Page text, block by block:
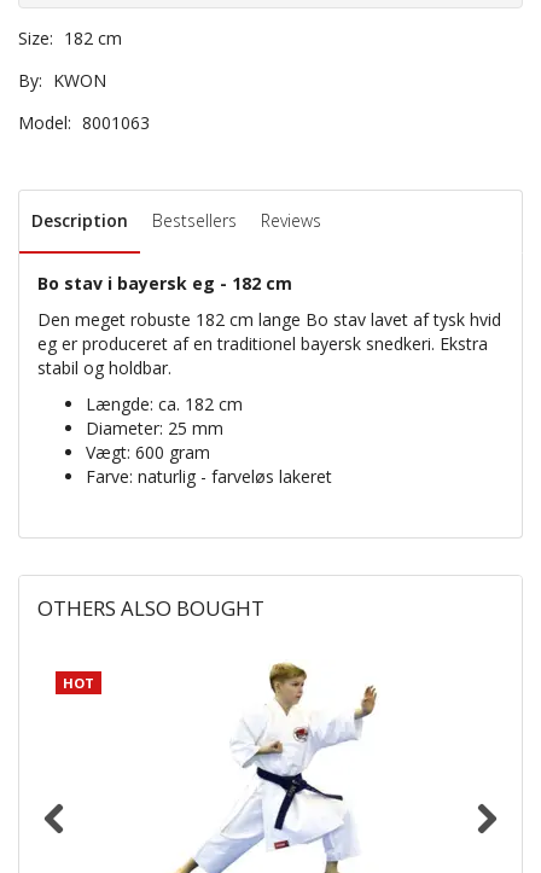
Size: 182 cm
By: KWON
Model: 8001063
Description Bestsellers Reviews
Bo stav i bayersk eg - 182 cm
Den meget robuste 182 cm lange Bo stav lavet af tysk hvid
eg er produceret af en traditionel bayersk snedkeri. Ekstra
stabil og holdbar.
Længde: ca. 182 cm
Diameter: 25 mm
Vægt: 600 gram
Farve: naturlig - farveløs lakeret
OTHERS ALSO BOUGHT
HOT